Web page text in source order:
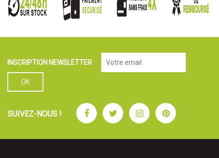
INSCRIPTION NEWSLETTER
SUIVEZ-NOUS ! FacebookTwitterInstagramPinterest